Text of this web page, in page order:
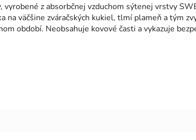
vyrobené z absorbčnej vzduchom sýtenej vrstvy
na väčšine zváračských kukiel, tlmí plameň a tým
období. Neobsahuje kovové časti a vykazuje